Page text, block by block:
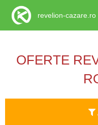
OFERTE
revelion-cazare.ro